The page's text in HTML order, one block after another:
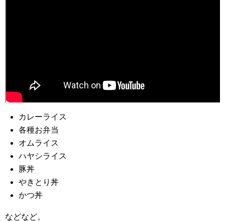
カレーライス
各種お弁当
オムライス
ハヤシライス
豚丼
やきとり丼
かつ丼
などなど。